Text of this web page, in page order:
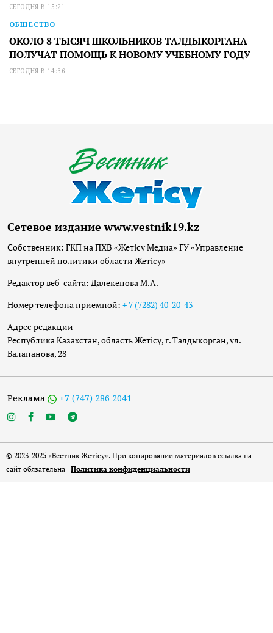
СЕГОДНЯ В 15:21
ОБЩЕСТВО
ОКОЛО 8 ТЫСЯЧ ШКОЛЬНИКОВ ТАЛДЫКОРГАНА
ПОЛУЧАТ ПОМОЩЬ К НОВОМУ УЧЕБНОМУ ГОДУ
СЕГОДНЯ В 14:36
Сетевое издание www.vestnik19.kz
Собственник: ГКП на ПХВ «Жетісу Медиа» ГУ «Управление
внутренней политики области Жетісу»
Редактор веб-сайта: Далекенова М.А.
Номер телефона приёмной: + 7 (7282) 40-20-43
Адрес редакции
Республика Казахстан, область Жетісу, г. Талдыкорган, ул.
Балапанова, 28
Реклама +7 (747) 286 2041
© 2023-2025 «Вестник Жетісу». При копировании материалов ссылка на
сайт обязательна | Политика конфиденциальности